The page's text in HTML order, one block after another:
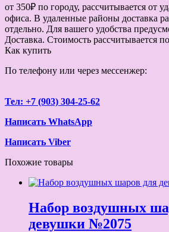
от 350₽ по городу, рассчитывается от
офиса. В удаленные районы доставка
отдельно. Для вашего удобства
Доставка. Стоимость рассчитывается
Как купить
По телефону или через мессенжер:
Тел: +7 (903) 304-25-62
Написать WhatsApp
Написать Viber
Похожие товары
Набор воздушных
девушки №2075